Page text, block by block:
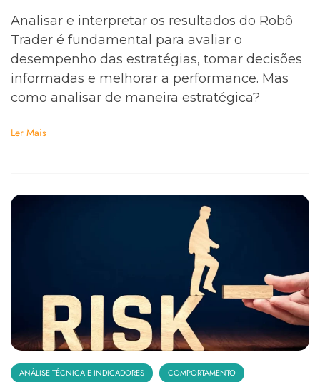
Analisar e interpretar os resultados do Robô
Trader é fundamental para avaliar o
desempenho das estratégias, tomar decisões
informadas e melhorar a performance. Mas
como analisar de maneira estratégica?
Ler Mais
ANÁLISE TÉCNICA E INDICADORES COMPORTAMENTO